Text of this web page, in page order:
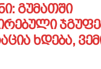
გუმათში
ხდება,